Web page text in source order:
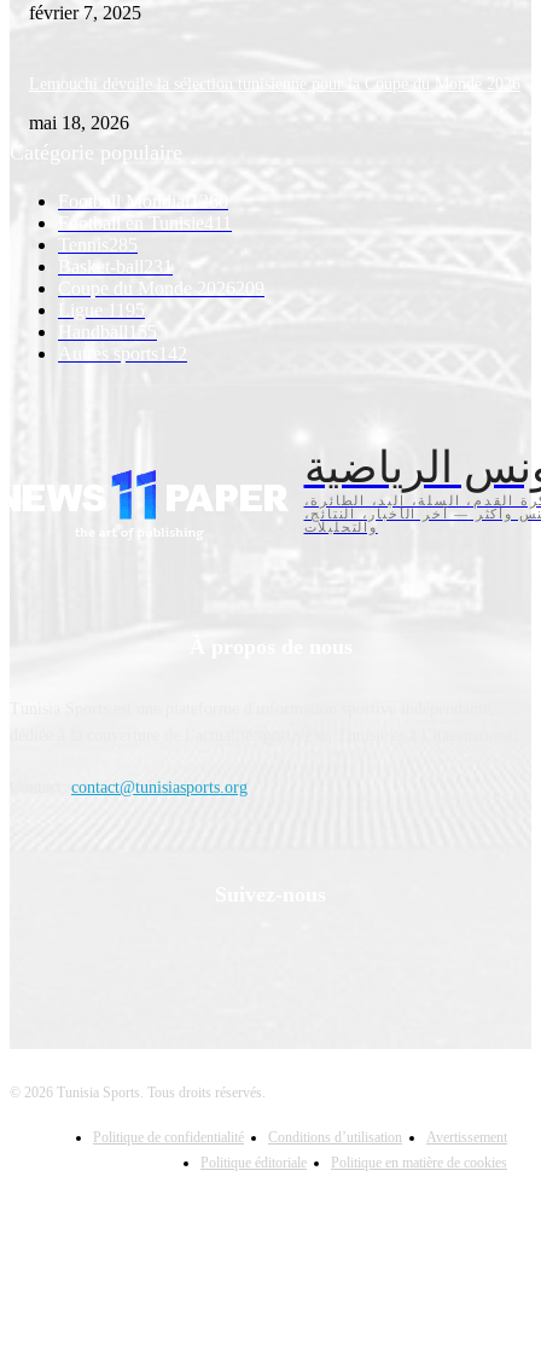
février 7, 2025
Lemouchi dévoile la sélection tunisienne pour la Coupe du Monde 2026
mai 18, 2026
Catégorie populaire
Football Mondial
1260
Football en Tunisie 411
Tennis
285
Basket-ball
231
Coupe du Monde 2026 209
Ligue 1
195
Handball
155
Autres sports 142
الرياضية
القدم، السلة، اليد، الطائرة،
وأكثر — آخر الأخبار، النتائج،
والتحليلات
contact@tunisiasports.org
© 2026 Tunisia Sports. Tous droits réservés.
Politique de confidentialité Conditions d’utilisation
Avertissement
Politique éditoriale
Politique en matière de cookies